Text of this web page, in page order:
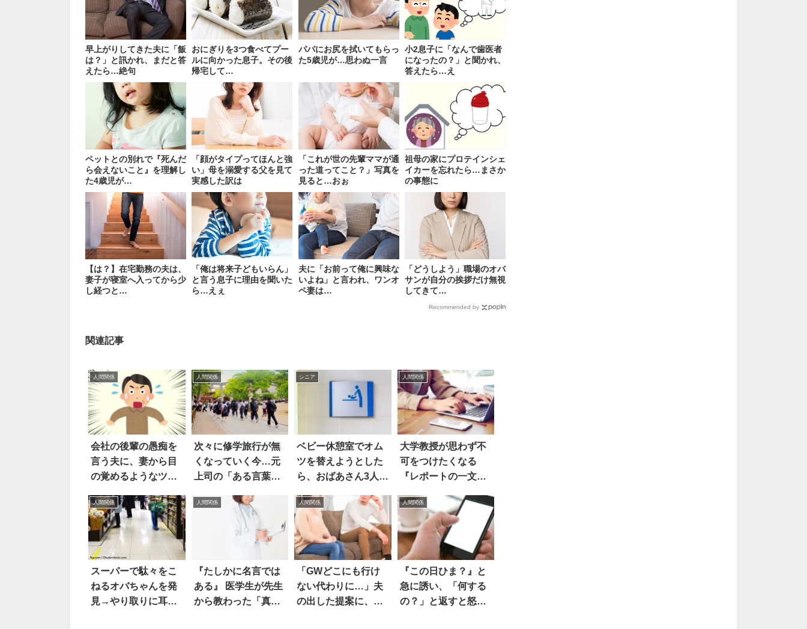
早上がりしてきた夫に「飯
は？」と訊かれ、まだと答
えたら…絶句
おにぎりを3つ食べてプー
ルに向かった息子。その後
帰宅して…
パパにお尻を拭いてもらっ
た5歳児が…思わぬ一言
小2息子に「なんで歯医者
になったの？」と聞かれ、
答えたら…え
ペットとの別れで『死んだ
ら会えないこと』を理解し
た4歳児が…
「顔がタイプってほんと強
い」母を溺愛する父を見て
実感した訳は
「これが世の先輩ママが通
った道ってこと？」写真を
見ると…おぉ
祖母の家にプロテインシェ
イカーを忘れたら…まさか
の事態に
【は？】在宅勤務の夫は、
妻子が寝室へ入ってから少
し経つと…
「俺は将来子どもいらん」
と言う息子に理由を聞いた
ら…えぇ
夫に「お前って俺に興味な
いよね」と言われ、ワンオ
ペ妻は…
「どうしよう」職場のオバ
サンが自分の挨拶だけ無視
してきて…
Recommended by
関連記事
人間関係
会社の後輩の愚痴を
言う夫に、妻から目
の覚めるようなツッ
人間関係
次々に修学旅行が無
くなっていく今…元
上司の「ある言葉」
シニア
ベビー休憩室でオム
ツを替えようとした
ら、おばあさん3人組
人間関係
大学教授が思わず不
可をつけたくなる
『レポートの一文』
人間関係
スーパーで駄々をこ
ねるオバちゃんを発
見→やり取りに耳を
人間関係
『たしかに名言では
ある』 医学生が先生
から教わった「真
人間関係
「GWどこにも行け
ない代わりに…」夫
の出した提案に、
人間関係
『この日ひま？』と
急に誘い、「何する
の？」と返すと怒る